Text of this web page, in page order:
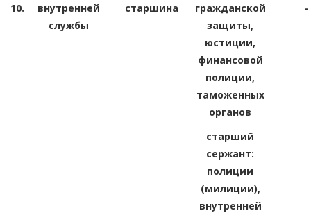
10.
внутренней
службы
старшина
гражданской
защиты,
юстиции,
финансовой
полиции,
таможенных
органов
-
старший
сержант:
полиции
(милиции),
внутренней